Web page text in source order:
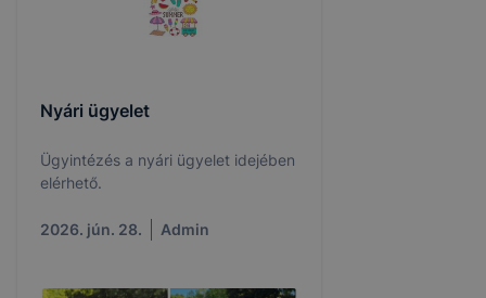
Nyári ügyelet
Ügyintézés a nyári ügyelet idejében
elérhető.
2026. jún. 28. Admin